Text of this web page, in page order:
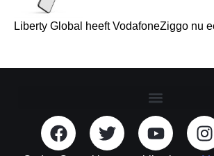
Liberty Global heeft VodafoneZiggo nu